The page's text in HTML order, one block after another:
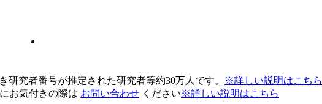
研究者番号が推定された研究者等約30万人です。
※詳しい説明はこちら
お気付きの際は お問い合わせ ください※詳しい説明はこちら